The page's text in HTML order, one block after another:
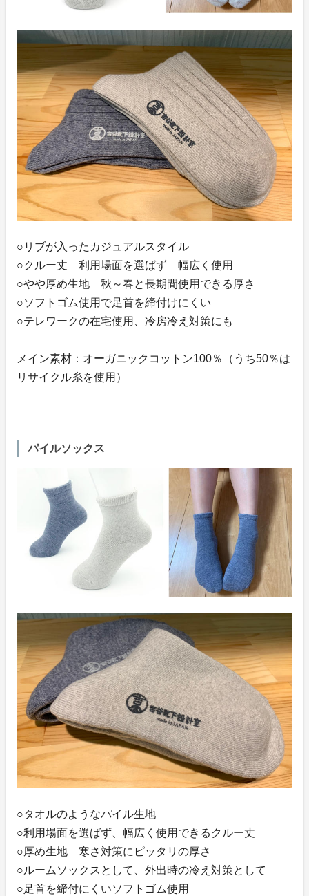
○リブが入ったカジュアルスタイル
○クルー丈 利用場面を選ばず 幅広く使用
○やや厚め生地 秋～春と長期間使用できる厚さ
○ソフトゴム使用で足首を締付けにくい
○テレワークの在宅使用、冷房冷え対策にも
メイン素材：オーガニックコットン100％（うち50％は
リサイクル糸を使用）
パイルソックス
○タオルのようなパイル生地
○利用場面を選ばず、幅広く使用できるクルー丈
○厚め生地 寒さ対策にピッタリの厚さ
○ルームソックスとして、外出時の冷え対策として
○足首を締付にくいソフトゴム使用